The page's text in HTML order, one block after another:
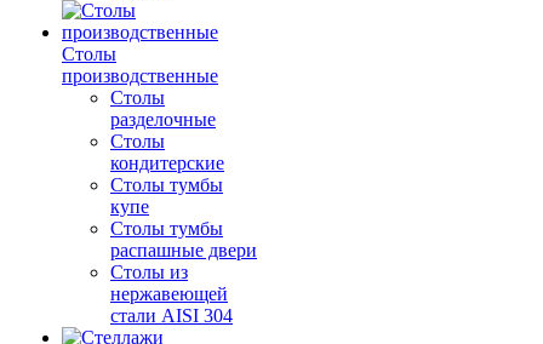
Столы
производственные
Столы
разделочные
Столы
кондитерские
Столы тумбы
купе
Столы тумбы
распашные двери
Столы из
нержавеющей
стали AISI 304